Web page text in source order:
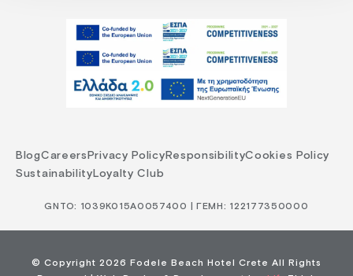
BlogCareers Privacy Policy ResponsibilityCookies Policy
Sustainability Loyalty Club
GNTO: 1039Κ015Α0057400 | ΓΕΜΗ: 122177350000
© Copyright 2026 Fodele Beach Hotel Crete All Rights